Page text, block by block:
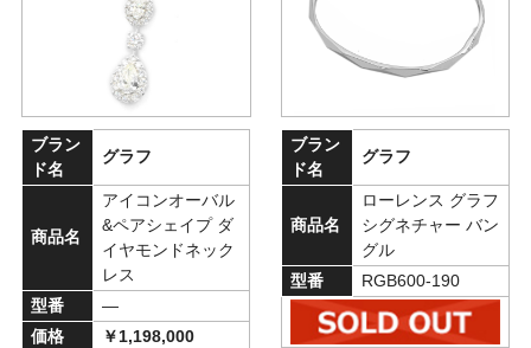
ブラン
ド名
グラフ
商品名
アイコンオーバル
&ペアシェイプ ダ
イヤモンドネック
レス
型番
―
価格
￥1,198,000
ブラン
ド名
グラフ
商品名
ローレンス グラフ
シグネチャー バン
グル
型番
RGB600-190